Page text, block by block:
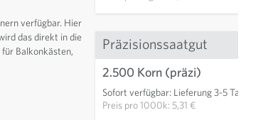
verfügbar. Hier
das direkt in die
Balkonkästen,
Präzisionssaatgut
2.500 Korn (präzi)
Sofort verfügbar: Lieferung 3-5 Tage
Preis pro1000k: 5,31 €